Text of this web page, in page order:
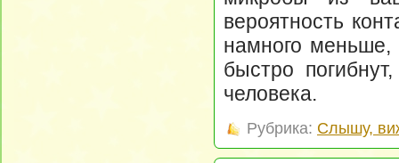
вероятность
намного
быстро
человека.
Рубрика: Слышу,